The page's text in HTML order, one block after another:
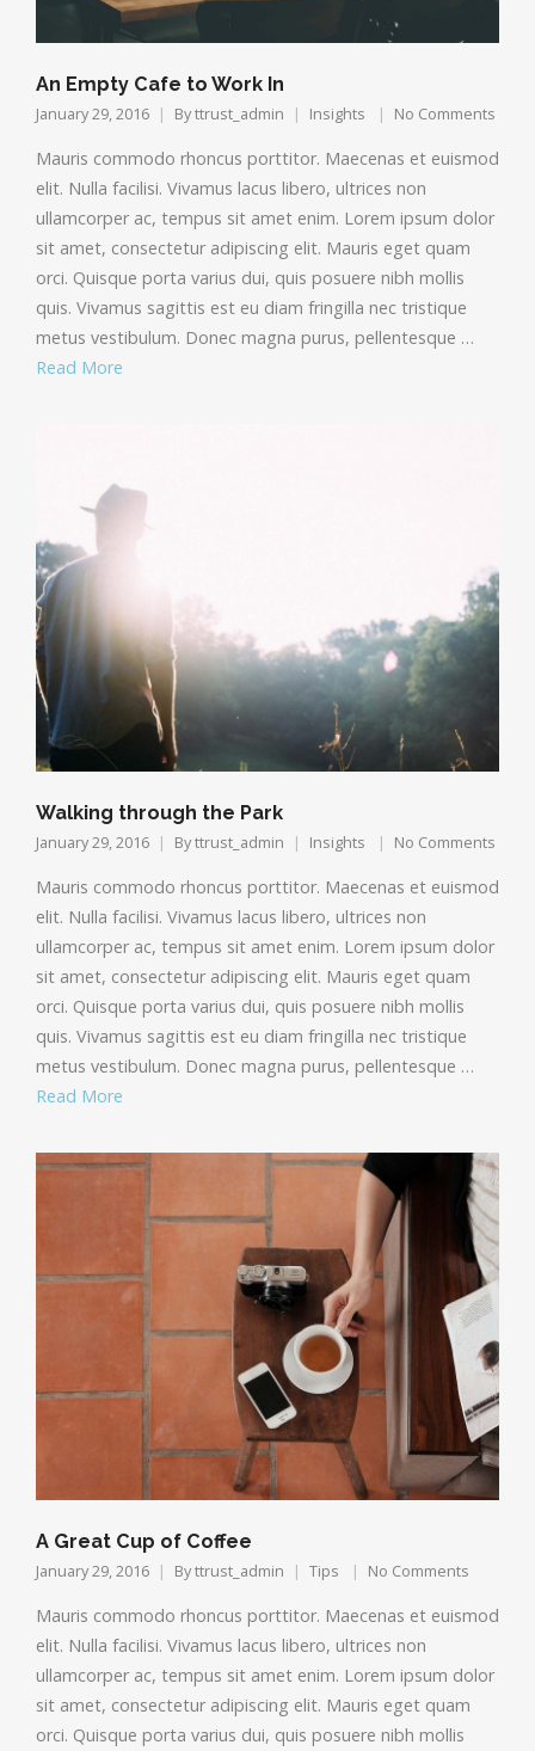
An Empty Cafe to Work In
January 29, 2016 Byttrust_admin Insights No Comments
Mauris commodo rhoncus porttitor. Maecenas et euismod
elit. Nulla facilisi. Vivamus lacus libero, ultrices non
ullamcorper ac, tempus sit amet enim. Lorem ipsum dolor
sit amet, consectetur adipiscing elit. Mauris eget quam
orci. Quisque porta varius dui, quis posuere nibh mollis
quis. Vivamus sagittis est eu diam fringilla nec tristique
metus vestibulum. Donec magna purus, pellentesque …
Read More
Walking through the Park
January 29, 2016 Byttrust_admin Insights No Comments
Mauris commodo rhoncus porttitor. Maecenas et euismod
elit. Nulla facilisi. Vivamus lacus libero, ultrices non
ullamcorper ac, tempus sit amet enim. Lorem ipsum dolor
sit amet, consectetur adipiscing elit. Mauris eget quam
orci. Quisque porta varius dui, quis posuere nibh mollis
quis. Vivamus sagittis est eu diam fringilla nec tristique
metus vestibulum. Donec magna purus, pellentesque …
Read More
A Great Cup of Coffee
January 29, 2016 Byttrust_admin Tips No Comments
Mauris commodo rhoncus porttitor. Maecenas et euismod
elit. Nulla facilisi. Vivamus lacus libero, ultrices non
ullamcorper ac, tempus sit amet enim. Lorem ipsum dolor
sit amet, consectetur adipiscing elit. Mauris eget quam
orci. Quisque porta varius dui, quis posuere nibh mollis